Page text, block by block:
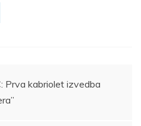
Prva kabriolet izvedba